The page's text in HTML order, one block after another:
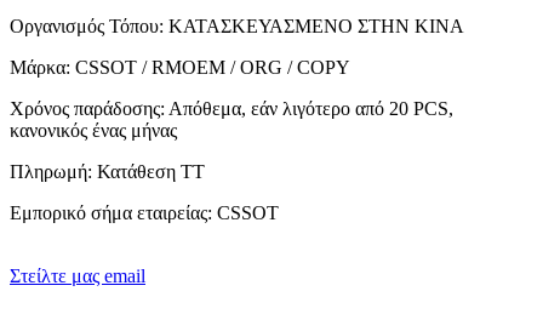
Οργανισμός Τόπου: ΚΑΤΑΣΚΕΥΑΣΜΕΝΟ ΣΤΗΝ ΚΙΝΑ
Μάρκα: CSSOT / RMOEM / ORG / COPY
Χρόνος παράδοσης: Απόθεμα, εάν λιγότερο από 20 PCS,
κανονικός ένας μήνας
Πληρωμή: Κατάθεση TT
Εμπορικό σήμα εταιρείας: CSSOT
Στείλτε μας email